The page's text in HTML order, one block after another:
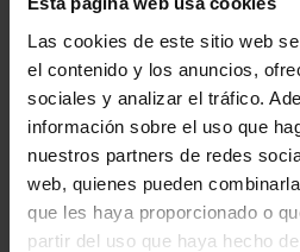
Las cookies de este sitio web
el contenido y los anuncios,
sociales y analizar el tráfico.
información sobre el uso que
nuestros partners de redes
web, quienes pueden
que les haya proporcionado o
partir del uso que haya hecho